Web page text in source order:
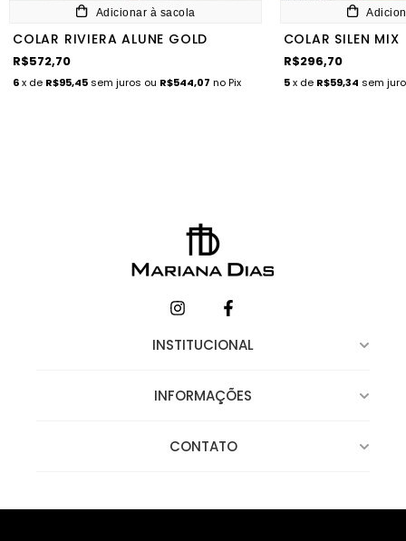
Adicionar à sacola
COLAR RIVIERA ALUNE GOLD
R$572,70
6x de R$95,45 sem juros ou R$544,07 no Pix
COLAR SILEN MIX
R$296,70
5 x de R$59,34 sem
INSTITUCIONAL
INFORMAÇÕES
CONTATO